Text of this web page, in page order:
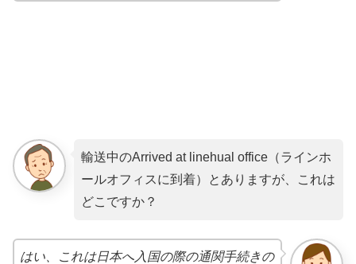
輸送中のArrived at linehual office（ラインホ
ールオフィスに到着）とありますが、これは
どこですか？
はい、これは日本へ入国の際の通関手続きの